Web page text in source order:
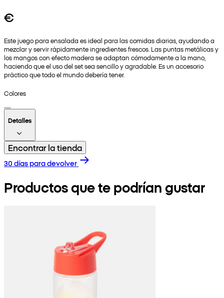
€
Este juego para ensalada es ideal para las comidas diarias, ayudando a
mezclar y servir rápidamente ingredientes frescos. Las puntas metálicas y
los mangos con efecto madera se adaptan cómodamente a la mano,
haciendo que el uso del set sea sencillo y agradable. Es un accesorio
práctico que todo el mundo debería tener.
Colores
Detalles
Encontrar la tienda
30 días para devolver
Productos que te podrían gustar